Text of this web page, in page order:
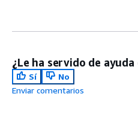
¿Le ha servido de ayuda
Sí
No
Enviar comentarios